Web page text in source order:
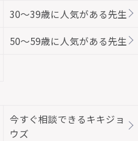
30～39歳に人気がある先生
50～59歳に人気がある先生
今すぐ相談できるキキジョ
ウズ